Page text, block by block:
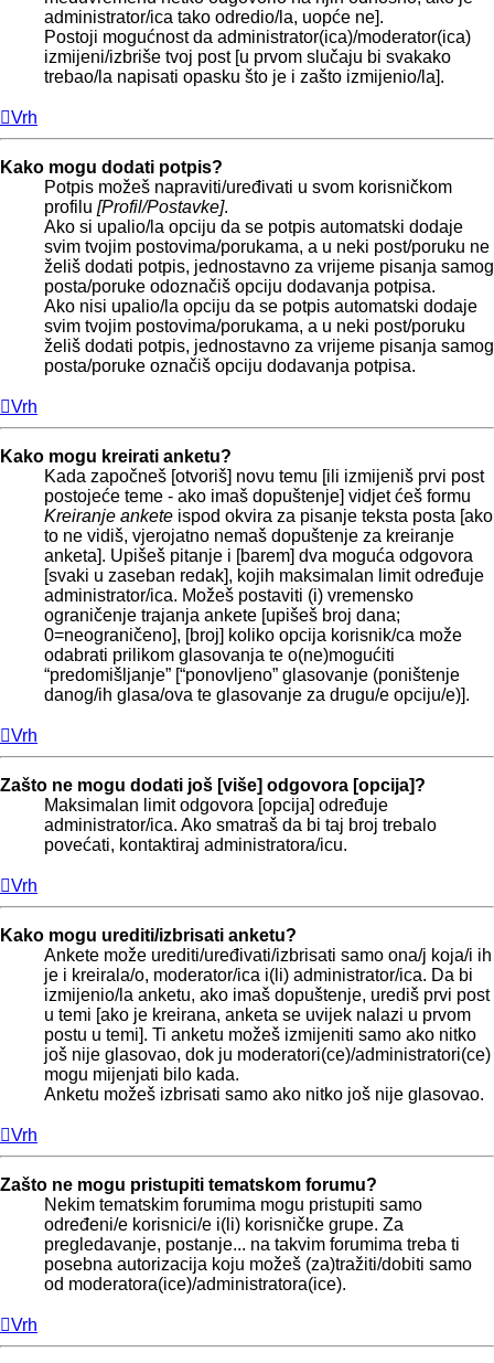
administrator/ica tako odredio/la, uopće ne].
Postoji mogućnost da administrator(ica)/moderator(ica)
izmijeni/izbriše tvoj post [u prvom slučaju bi svakako
trebao/la napisati opasku što je i zašto izmijenio/la].
Vrh
Kako mogu dodati potpis?
Potpis možeš napraviti/uređivati u svom korisničkom
profilu [Profil/Postavke].
Ako si upalio/la opciju da se potpis automatski dodaje
svim tvojim postovima/porukama, a u neki post/poruku ne
želiš dodati potpis, jednostavno za vrijeme pisanja samog
posta/poruke odoznačiš opciju dodavanja potpisa.
Ako nisi upalio/la opciju da se potpis automatski dodaje
svim tvojim postovima/porukama, a u neki post/poruku
želiš dodati potpis, jednostavno za vrijeme pisanja samog
posta/poruke označiš opciju dodavanja potpisa.
Vrh
Kako mogu kreirati anketu?
Kada započneš [otvoriš] novu temu [ili izmijeniš prvi post
postojeće teme - ako imaš dopuštenje] vidjet ćeš formu
Kreiranje ankete ispod okvira za pisanje teksta posta [ako
to ne vidiš, vjerojatno nemaš dopuštenje za kreiranje
anketa]. Upišeš pitanje i [barem] dva moguća odgovora
[svaki u zaseban redak], kojih maksimalan limit određuje
administrator/ica. Možeš postaviti (i) vremensko
ograničenje trajanja ankete [upišeš broj dana;
0=neograničeno], [broj] koliko opcija korisnik/ca može
odabrati prilikom glasovanja te o(ne)mogućiti
“predomišljanje” [“ponovljeno” glasovanje (poništenje
danog/ih glasa/ova te glasovanje za drugu/e opciju/e)].
Vrh
Zašto ne mogu dodati još [više] odgovora [opcija]?
Maksimalan limit odgovora [opcija] određuje
administrator/ica. Ako smatraš da bi taj broj trebalo
povećati, kontaktiraj administratora/icu.
Vrh
Kako mogu urediti/izbrisati anketu?
Ankete može urediti/uređivati/izbrisati samo ona/j koja/i ih
je i kreirala/o, moderator/ica i(li) administrator/ica. Da bi
izmijenio/la anketu, ako imaš dopuštenje, urediš prvi post
u temi [ako je kreirana, anketa se uvijek nalazi u prvom
postu u temi]. Ti anketu možeš izmijeniti samo ako nitko
još nije glasovao, dok ju moderatori(ce)/administratori(ce)
mogu mijenjati bilo kada.
Anketu možeš izbrisati samo ako nitko još nije glasovao.
Vrh
Zašto ne mogu pristupiti tematskom forumu?
Nekim tematskim forumima mogu pristupiti samo
određeni/e korisnici/e i(li) korisničke grupe. Za
pregledavanje, postanje... na takvim forumima treba ti
posebna autorizacija koju možeš (za)tražiti/dobiti samo
od moderatora(ice)/administratora(ice).
Vrh